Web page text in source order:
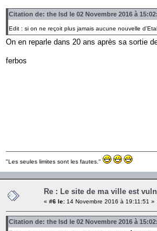
Citation de: the lsd le 02 Novembre 2016 à
Edit : si on ne reçoit plus jamais aucune nouvelle
On en reparle dans 20 ans après sa sortie
ferbos
"Les seules limites sont les fautes."
Re : Le site de ma ville est
« #6 le: 14 Novembre 2016 à 19:11:51 »
Citation de: the lsd le 02 Novembre 2016 à